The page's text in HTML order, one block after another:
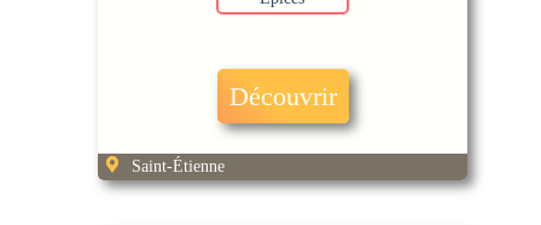
Découvrir
Saint-Étienne